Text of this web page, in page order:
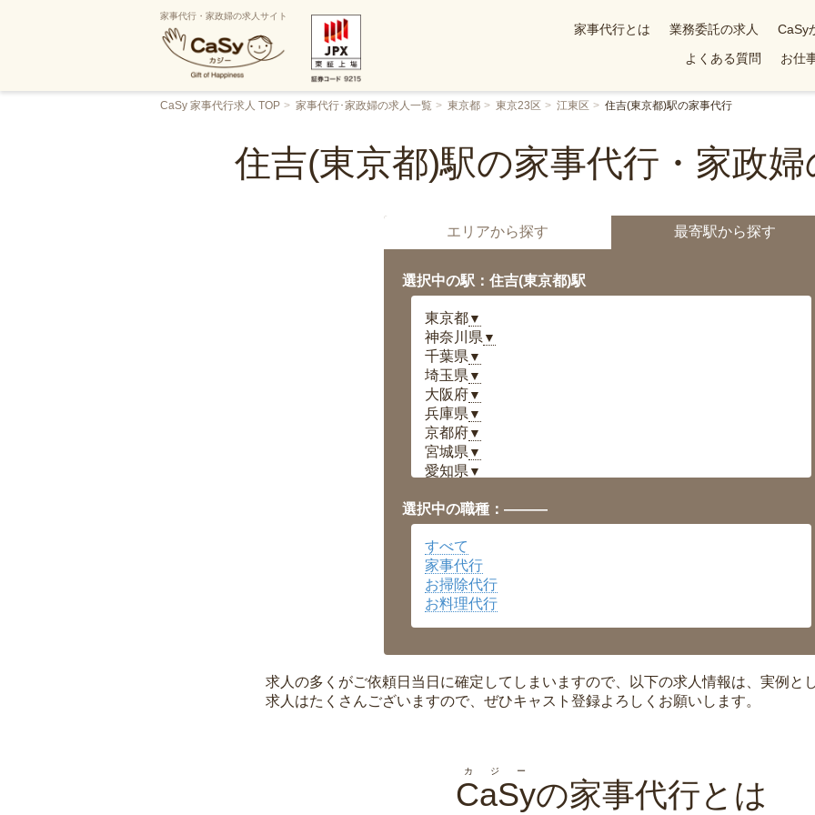
家事代行・家政婦の求人サイト
家事代行とは 業務委託の求人 CaSy
よくある質問
お仕
CaSy 家事代行求人 TOP 家事代行･家政婦の求人一覧 東京都 東京23区 江東区 住吉(東京都)駅の家事代行
住吉(東京都)駅の家事代行・家政
エリアから探す 最寄駅から探す
選択中の駅：住吉(東京都)駅
東京都▼
神奈川県 ▼
千葉県 ▼
埼玉県 ▼
大阪府▼
兵庫県 ▼
京都府▼
宮城県 ▼
愛知県 ▼
岡山県▼
広島県▼
沖縄県
選択中の職種：———
すべて
家事代行
お掃除代行
お料理代行
求人の多くがご依頼日当日に確定してしまいますので、以下の求人情報は、実例と
求人はたくさんございますので、ぜひキャスト登録よろしくお願いします。
CaSy
カジー
の家事代行とは